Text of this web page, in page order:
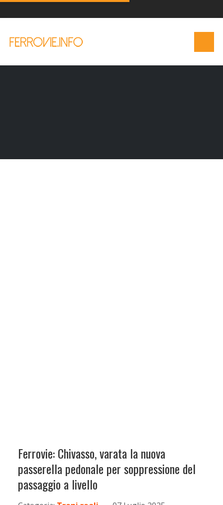
Ferrovie: Chivasso, varata la nuova
passerella pedonale per soppressione del
passaggio a livello